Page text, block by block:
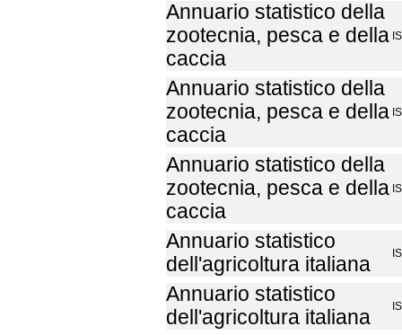
Annuario statistico della
zootecnia, pesca e della
caccia
Annuario statistico della
zootecnia, pesca e della
caccia
Annuario statistico della
zootecnia, pesca e della
caccia
Annuario statistico
dell'agricoltura italiana
Annuario statistico
dell'agricoltura italiana